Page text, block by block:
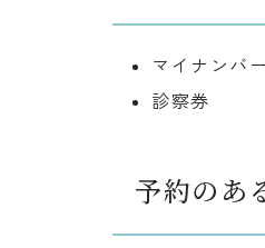
マイナンバ
診察券
予約のあ